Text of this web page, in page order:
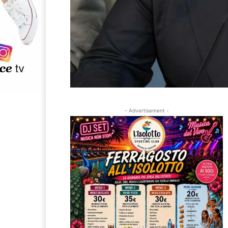
- Advertisement -